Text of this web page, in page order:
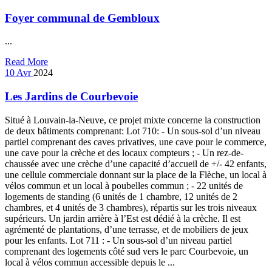
Foyer communal de Gembloux
...
Read More
10 Avr 2024
Les Jardins de Courbevoie
Situé à Louvain-la-Neuve, ce projet mixte concerne la construction
de deux bâtiments comprenant: Lot 710: - Un sous-sol d’un niveau
partiel comprenant des caves privatives, une cave pour le commerce,
une cave pour la crèche et des locaux compteurs ; - Un rez-de-
chaussée avec une crèche d’une capacité d’accueil de +/- 42 enfants,
une cellule commerciale donnant sur la place de la Flèche, un local à
vélos commun et un local à poubelles commun ; - 22 unités de
logements de standing (6 unités de 1 chambre, 12 unités de 2
chambres, et 4 unités de 3 chambres), répartis sur les trois niveaux
supérieurs. Un jardin arrière à l’Est est dédié à la crèche. Il est
agrémenté de plantations, d’une terrasse, et de mobiliers de jeux
pour les enfants. Lot 711 : - Un sous-sol d’un niveau partiel
comprenant des logements côté sud vers le parc Courbevoie, un
local à vélos commun accessible depuis le ...